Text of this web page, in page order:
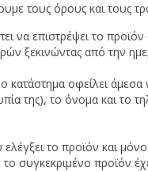
τους όρους και τους
να επιστρέψει το
ξεκινώντας από την
κατάστημα οφείλει άμεσα
της), το όνομα και το
το προϊόν και
συγκεκριμένο προϊόν